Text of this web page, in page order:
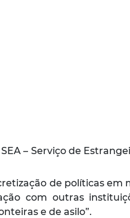
– Serviço de
de políticas
com outras
e de asilo”.